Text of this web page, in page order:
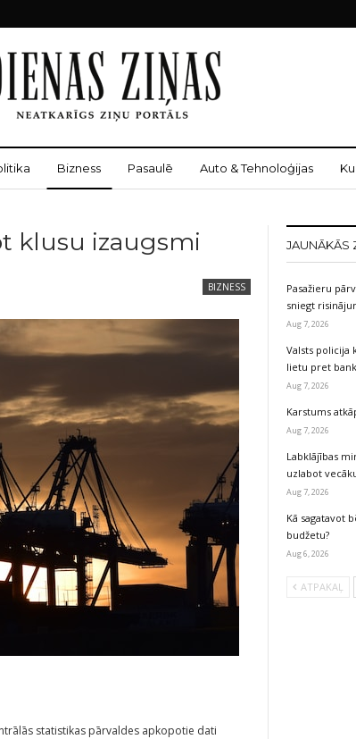
Bizness Pasaulē Auto & Tehnoloģijas
klusu izaugsmi
BIZNESS
statistikas pārvaldes apkopotie dati
JAUNĀKĀS
Pasažieru
sniegt
Aug 7, 2026
Valsts policija
lietu pret
Aug 7, 2026
Karstums
Aug 7, 2026
Labklājības
uzlabot
Aug 7, 2026
Kā sagatavot
budžetu?
Aug 6, 2026
ATPAKAĻ